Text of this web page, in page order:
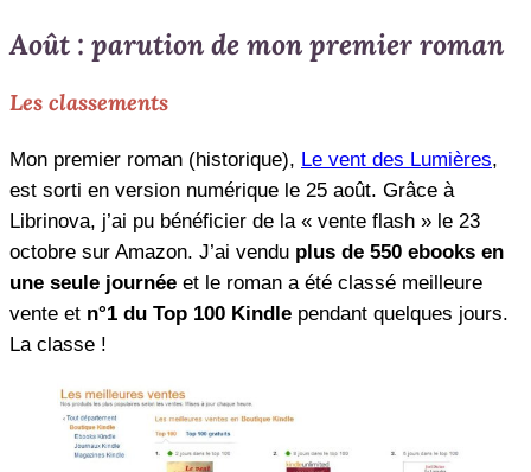
Août : parution de mon premier roman
Les classements
Mon premier roman (historique), Le vent des Lumières,
est sorti en version numérique le 25 août. Grâce à
Librinova, j’ai pu bénéficier de la « vente flash » le 23
octobre sur Amazon. J’ai vendu plus de 550 ebooks en
une seule journée et le roman a été classé meilleure
vente et n°1 du Top 100 Kindle pendant quelques jours.
La classe !